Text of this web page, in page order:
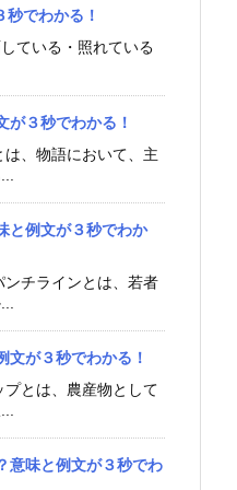
秒でわかる！
ている・照れている
が３秒でわかる！
は、物語において、主
と例文が３秒でわか
ンチラインとは、若者
文が３秒でわかる！
プとは、農産物として
意味と例文が３秒でわ